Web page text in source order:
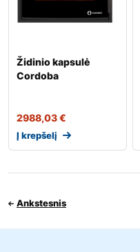
Židinio kapsulė
Cordoba
2988,03€
Į krepšelį
Ankstesnis